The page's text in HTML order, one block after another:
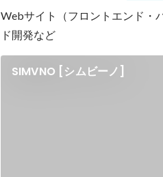
Webサイト（フロントエンド・
ド開発など
SIMVNO [シムビーノ]